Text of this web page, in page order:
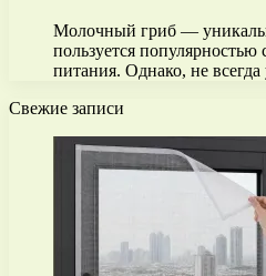
Молочный гриб —
пользуется
питания. Однако, не
Свежие записи